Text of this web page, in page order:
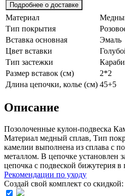
Подробнее о доставке
Материал
Тип покрытия
Вставка основная
Эмаль
Цвет вставки
Тип застежки
Размер вставок (см)
2*2
Длина цепочки, колье (см) 45+5
Описание
Позолоченные кулон-подвеска
Материал медный сплав, Тип
камелии выполнена из сплава с
металлом. В цепочке установлен
цепочка с подвеской бижутерия
Рекомендации по уходу
Создай свой комплект со скидкой: